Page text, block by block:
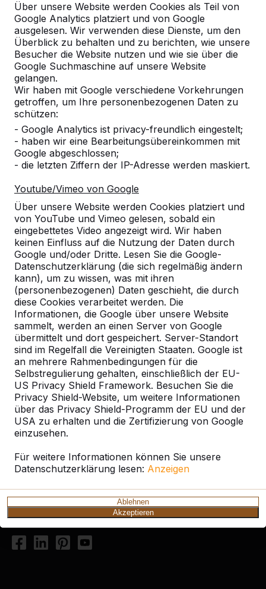
Über unsere Website werden Cookies als Teil von
Google Analytics platziert und von Google
ausgelesen. Wir verwenden diese Dienste, um den
Überblick zu behalten und zu berichten, wie unsere
Besucher die Website nutzen und wie sie über die
Google Suchmaschine auf unsere Website
gelangen.
Wir haben mit Google verschiedene Vorkehrungen
getroffen, um Ihre personenbezogenen Daten zu
schützen:
- Google Analytics ist privacy-freundlich eingestelt;
- haben wir eine Bearbeitungsübereinkommen mit
Google abgeschlossen;
- die letzten Ziffern der IP-Adresse werden maskiert.
Youtube/Vimeo von Google
Über unsere Website werden Cookies platziert und
von YouTube und Vimeo gelesen, sobald ein
eingebettetes Video angezeigt wird. Wir haben
keinen Einfluss auf die Nutzung der Daten durch
Google und/oder Dritte. Lesen Sie die Google-
Datenschutzerklärung (die sich regelmäßig ändern
kann), um zu wissen, was mit ihren
(personenbezogenen) Daten geschieht, die durch
diese Cookies verarbeitet werden. Die
Informationen, die Google über unsere Website
sammelt, werden an einen Server von Google
übermittelt und dort gespeichert. Server-Standort
sind im Regelfall die Vereinigten Staaten. Google ist
an mehrere Rahmenbedingungen für die
Selbstregulierung gehalten, einschließlich der EU-
US Privacy Shield Framework. Besuchen Sie die
Privacy Shield-Website, um weitere Informationen
über das Privacy Shield-Programm der EU und der
USA zu erhalten und die Zertifizierung von Google
einzusehen.
Für weitere Informationen können Sie unsere
Datenschutzerklärung lesen: Anzeigen
Ablehnen
Akzeptieren
Referenzen
Unsere Produkte finden Sie in ganz Europa
und darüber hinaus. Sehen Sie hier, wo Sie
ein HeBlad-Produkt in Ihrer Nähe finden.
Produkt
Alles anzeigen
Kategorie
Alles anzeigen
Ort oder Postleitzahl suchen
Kontakt
HeBlad Deutschland
42781 Haan
Deutschland
+49 212 934 77 25
info@HeBlad.de